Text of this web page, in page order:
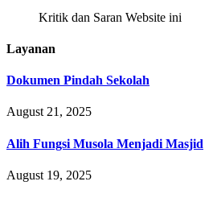
Kritik dan Saran Website ini
Layanan
Dokumen Pindah Sekolah
August 21, 2025
Alih Fungsi Musola Menjadi Masjid
August 19, 2025